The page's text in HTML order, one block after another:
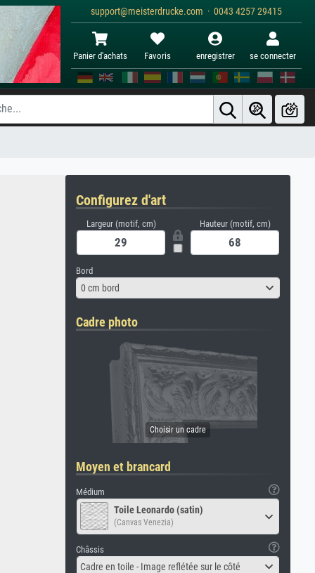
support@meisterdrucke.com · 0043 4257 29415
Panier d'achats Favoris enregistrer se connecter
Configurez d'art
Largeur (motif, cm) Hauteur (motif, cm)
Bord
0 cm bord
Cadre photo
Moyen et brancard
Médium
Toile Leonardo (satin)
(Canvas Venezia)
Châssis
Cadre en toile - Image reflétée sur le côté